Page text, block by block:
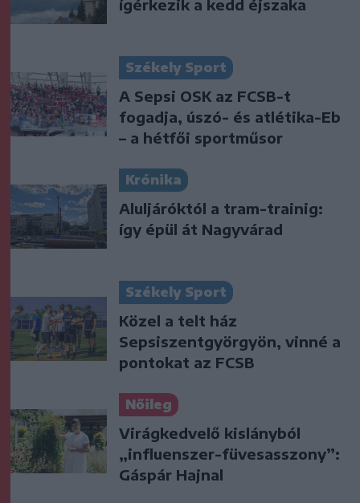
ígérkezik a kedd éjszaka
Székely Sport
A Sepsi OSK az FCSB-t
fogadja, úszó- és atlétika-Eb
– a hétfői sportműsor
Krónika
Aluljáróktól a tram-trainig:
így épül át Nagyvárad
Székely Sport
Közel a telt ház
Sepsiszentgyörgyön, vinné a
pontokat az FCSB
Nőileg
Virágkedvelő kislányból
„influenszer-füvesasszony”:
Gáspár Hajnal